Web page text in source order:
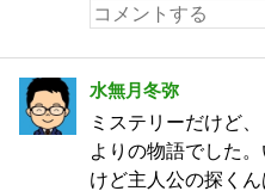
水無月冬弥
ミステリーだけど
よりの物語でした
けど主人公の探く